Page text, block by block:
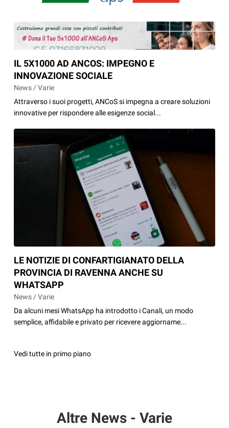
IL 5X1000 AD ANCOS: IMPEGNO E
INNOVAZIONE SOCIALE
News / Varie
Attraverso i suoi progetti, ANCoS si impegna a creare soluzioni
innovative per rispondere alle esigenze social...
LE NOTIZIE DI CONFARTIGIANATO DELLA
PROVINCIA DI RAVENNA ANCHE SU
WHATSAPP
News / Varie
Da alcuni mesi WhatsApp ha introdotto i Canali, un modo
semplice, affidabile e privato per ricevere aggiorname...
Vedi tutte in primo piano
Altre News - Varie